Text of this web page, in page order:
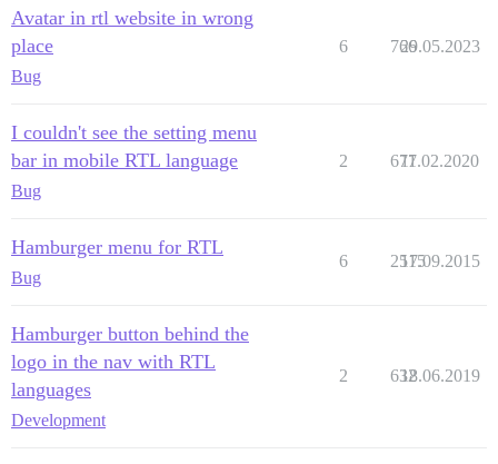
Avatar in rtl website in wrong
place
Bug
6 766
29.05.2023
I couldn't see the setting menu
bar in mobile RTL language
Bug
2 677
11.02.2020
Hamburger menu for RTL
Bug
6 2515
17.09.2015
Hamburger button behind the
logo in the nav with RTL
languages
Development
2 632
18.06.2019